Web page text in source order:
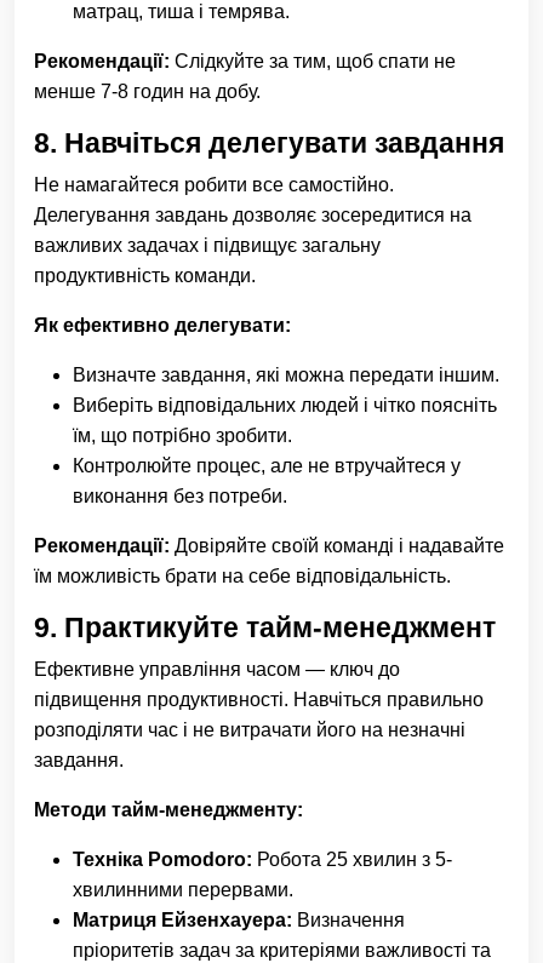
матрац, тиша і темрява.
Рекомендації: Слідкуйте за тим, щоб спати не
менше 7-8 годин на добу.
8. Навчіться делегувати завдання
Не намагайтеся робити все самостійно.
Делегування завдань дозволяє зосередитися на
важливих задачах і підвищує загальну
продуктивність команди.
Як ефективно делегувати:
Визначте завдання, які можна передати іншим.
Виберіть відповідальних людей і чітко поясніть
їм, що потрібно зробити.
Контролюйте процес, але не втручайтеся у
виконання без потреби.
Рекомендації: Довіряйте своїй команді і надавайте
їм можливість брати на себе відповідальність.
9. Практикуйте тайм-менеджмент
Ефективне управління часом — ключ до
підвищення продуктивності. Навчіться правильно
розподіляти час і не витрачати його на незначні
завдання.
Методи тайм-менеджменту:
Техніка Pomodoro: Робота 25 хвилин з 5-
хвилинними перервами.
Матриця Ейзенхауера: Визначення
пріоритетів задач за критеріями важливості та